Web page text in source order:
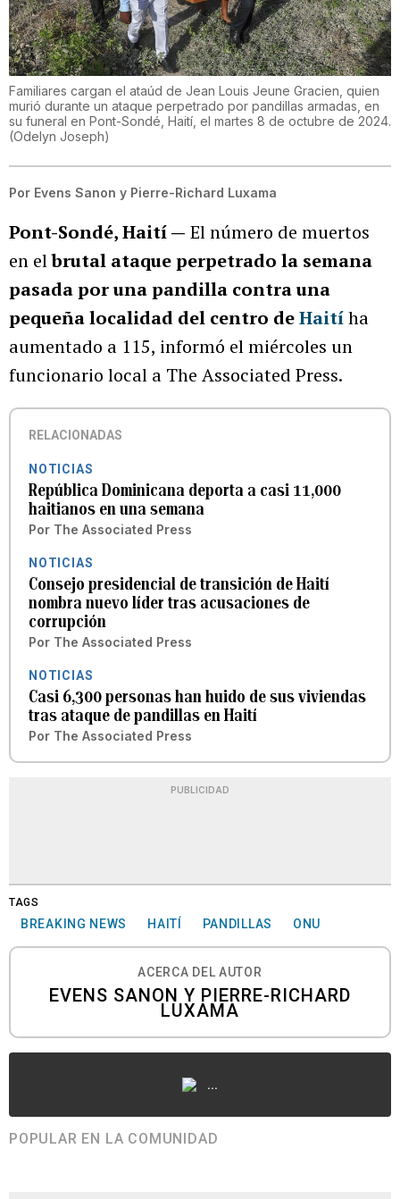
Familiares cargan el ataúd de Jean Louis Jeune Gracien, quien
murió durante un ataque perpetrado por pandillas armadas, en
su funeral en Pont-Sondé, Haití, el martes 8 de octubre de 2024.
(Odelyn Joseph)
Por Evens Sanon y Pierre-Richard Luxama
Pont-Sondé, Haití — El número de muertos
en elbrutal ataque perpetrado la semana
pasada por una pandilla contra una
pequeña localidad del centro deHaitíha
aumentado a 115, informó el miércoles un
funcionario local a The Associated Press.
RELACIONADAS
NOTICIAS
República Dominicana deporta a casi 11,000
haitianos en una semana
Por The Associated Press
NOTICIAS
Consejo presidencial de transición de Haití
nombra nuevo líder tras acusaciones de
corrupción
Por The Associated Press
NOTICIAS
Casi 6,300 personas han huido de sus viviendas
tras ataque de pandillas en Haití
Por The Associated Press
PUBLICIDAD
TAGS
BREAKING NEWS HAITÍ PANDILLAS ONU
ACERCA DEL AUTOR
EVENS SANON Y PIERRE-RICHARD
LUXAMA
...
POPULAR EN LA COMUNIDAD